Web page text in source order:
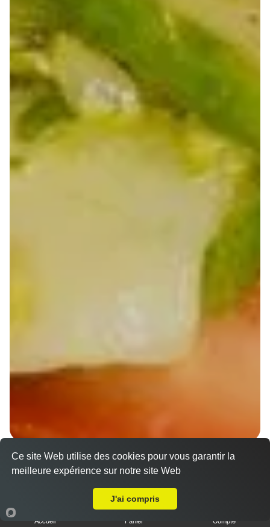
Wraps Chicken
8.50 €
Accueil Panier Compte
Ce site Web utilise des cookies pour vous garantir la
meilleure expérience sur notre site Web
J'ai compris